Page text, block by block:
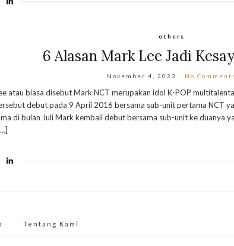
others
6 Alasan Mark Lee Jadi
November 4, 2023 No
atau biasa disebut Mark NCT merupakan idol K-POP
debut pada 9 April 2016 bersama sub-unit pertama NCT
di bulan Juli Mark kembali debut bersama sub-unit ke duanya
Tentang Kami